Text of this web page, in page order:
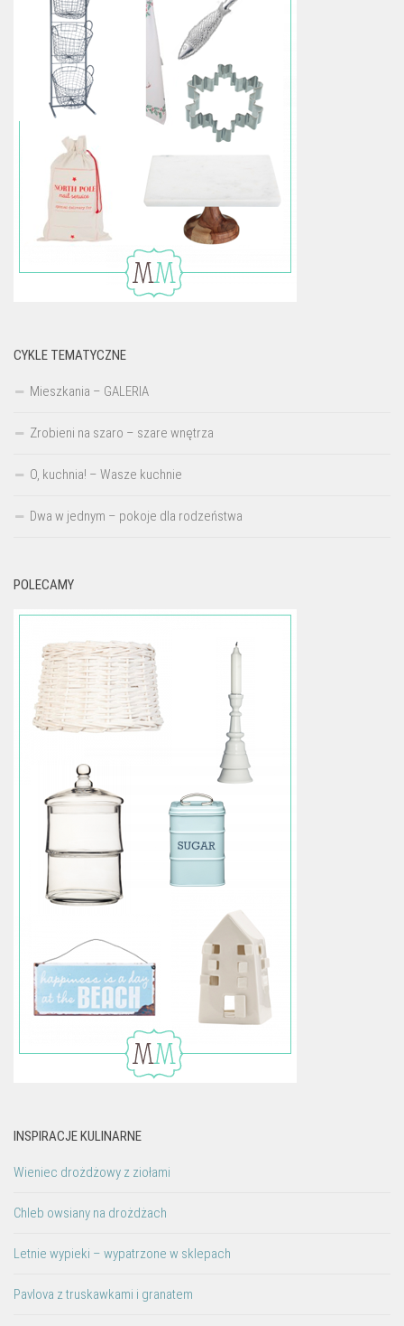
CYKLE TEMATYCZNE
Mieszkania – GALERIA
Zrobieni na szaro – szare wnętrza
O, kuchnia! – Wasze kuchnie
Dwa w jednym – pokoje dla rodzeństwa
POLECAMY
INSPIRACJE KULINARNE
Wieniec drożdżowy z ziołami
Chleb owsiany na drożdżach
Letnie wypieki – wypatrzone w sklepach
Pavlova z truskawkami i granatem